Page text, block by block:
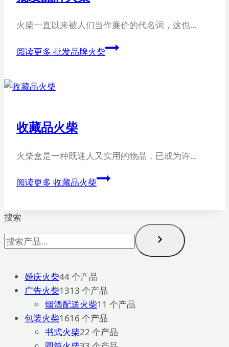
火柴一直以来被人们当作廉价的代名词，这也…
阅读更多 批发品牌火柴
收藏品火柴
火柴盒是一种既迷人又实用的物品，已成为许…
阅读更多 收藏品火柴
搜索
婚庆火柴44 个产品
广告火柴1313 个产品
烟酒配送火柴1 1 个产品
包装火柴1616 个产品
书式火柴22 个产品